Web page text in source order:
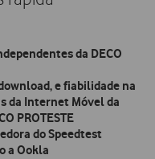
da DECO
e fiabilidade na
da Internet Móvel da
PROTESTE
do Speedtest
a Ookla